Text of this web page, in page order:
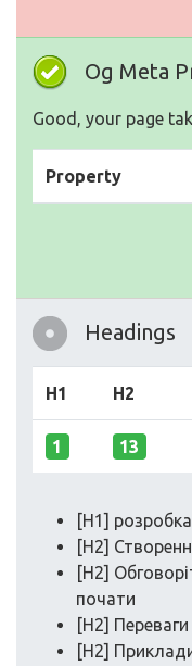
Og Meta
Good, your page
Property
Headings
H1 H2
1 13
[H1]
[H2]
[H2]
почати
[H2] Переваги
[H2]